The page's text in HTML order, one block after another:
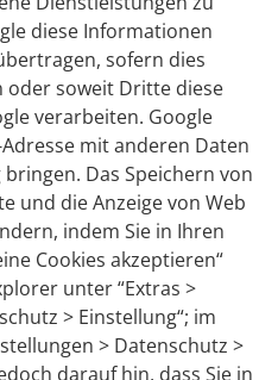
diese Informationen
sofern dies
oder soweit Dritte diese
verarbeiten. Google
mit anderen Daten
Das Speichern von
und die Anzeige von Web
indem Sie in Ihren
Cookies akzeptieren“
unter “Extras >
> Einstellung“; im
> Datenschutz >
darauf hin, dass Sie in